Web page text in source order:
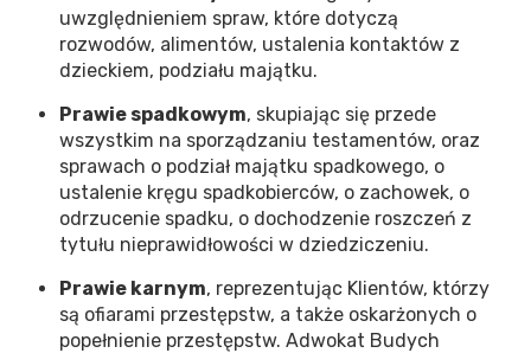
uwzględnieniem spraw, które dotyczą
rozwodów, alimentów, ustalenia kontaktów z
dzieckiem, podziału majątku.
Prawie spadkowym, skupiając się przede
wszystkim na sporządzaniu testamentów, oraz
sprawach o podział majątku spadkowego, o
ustalenie kręgu spadkobierców, o zachowek, o
odrzucenie spadku, o dochodzenie roszczeń z
tytułu nieprawidłowości w dziedziczeniu.
Prawie karnym, reprezentując Klientów, którzy
są ofiarami przestępstw, a także oskarżonych o
popełnienie przestępstw. Adwokat Budych